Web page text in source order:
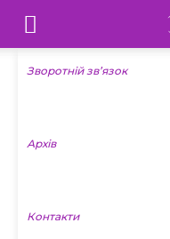
Телебачення
«Капрі»
Новини
Зворотній зв’язок
Архів
Контакти